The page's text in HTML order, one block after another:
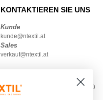
KONTAKTIEREN SIE UNS
Kunde
kunde@ntextil.at
Sales
verkauf@ntextil.at
Montag – Donnerstag: 10:00–13:00
& 14:00–17:30